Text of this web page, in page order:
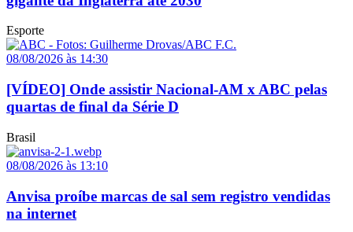
Esporte
08/08/2026 às 14:30
[VÍDEO] Onde assistir Nacional-AM x ABC pelas
quartas de final da Série D
Brasil
08/08/2026 às 13:10
Anvisa proíbe marcas de sal sem registro vendidas
na internet